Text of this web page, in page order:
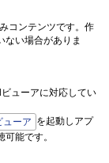
コンテンツです。作
ない場合がありま
ューアに対応してい
ューア を起動しアプ
能です。